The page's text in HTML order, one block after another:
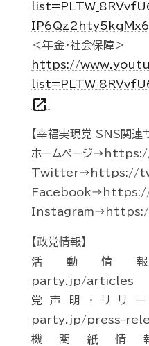
＜年金・社会保障＞
https://
open_in_new
【幸福実現党 SNS関連サ
ホームページ
Twitter→https://
【政党情報】
活動情報
party.jp/articles
党声明・リリ
party.jp/press-
機関紙情報